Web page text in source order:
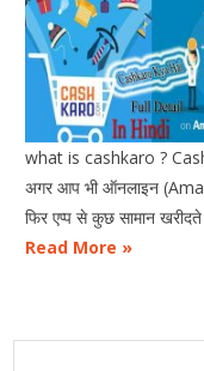
what is cashkaro ?
अगर आप भी ऑनलाइन
फिर एप्प से कुछ सामान
Read More »